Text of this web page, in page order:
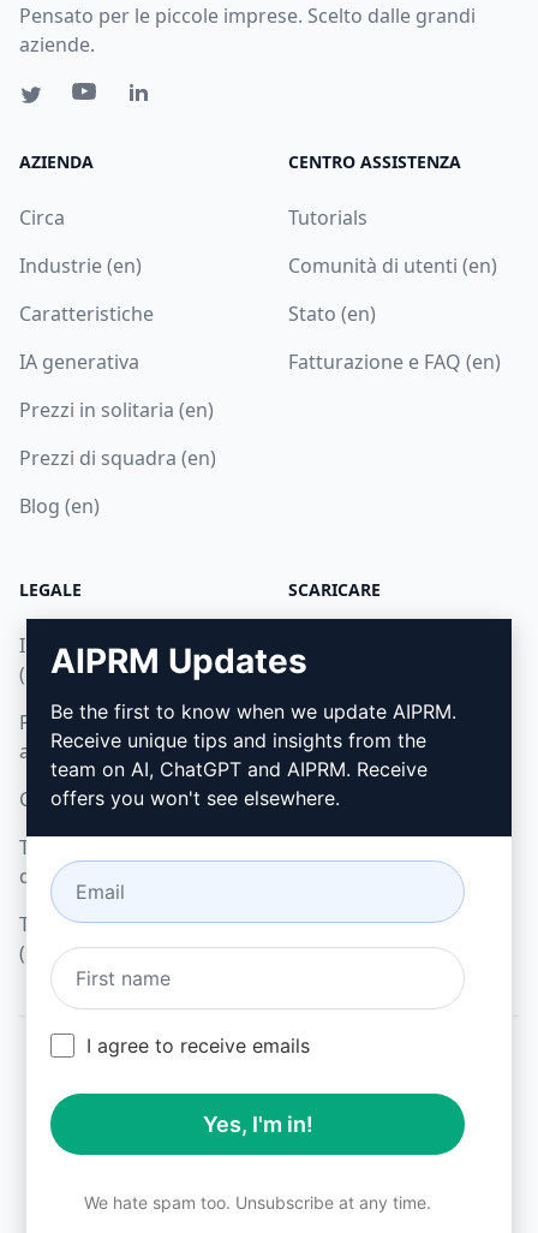
Pensato per le piccole imprese. Scelto dalle grandi
aziende.
AZIENDA
Circa
Industrie (en)
Caratteristiche
IA generativa
Prezzi in solitaria (en)
Prezzi di squadra (en)
Blog (en)
CENTRO ASSISTENZA
Tutorials
Comunità di utenti (en)
Stato (en)
Fatturazione e FAQ (en)
LEGALE
Informativa sulla privacy
(en)
Politica di utilizzo
accettabile (en)
Condizioni di utilizzo (en)
Termini dell'estensione
del browser (en)
Termini di fatturazione
(en)
SCARICARE
Microsoft Edge (en)
All logos, trademarks, and registered trademarks are the
property of their respective owners.
AIPRM and other related brand names are registered
laws.
AIPRM Updates
Be the first to know when we update AIPRM.
Receive unique tips and insights from the
team on AI, ChatGPT and AIPRM. Receive
offers you won't see elsewhere.
I agree to receive emails
Yes, I'm in!
We hate spam too. Unsubscribe at any time.